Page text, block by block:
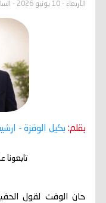
الأربعاء - 10 يونيو 2026 - الساعة 08:58 م
بقلم: بكيل الوقزة -
تابعونا
​حان الوقت لقول